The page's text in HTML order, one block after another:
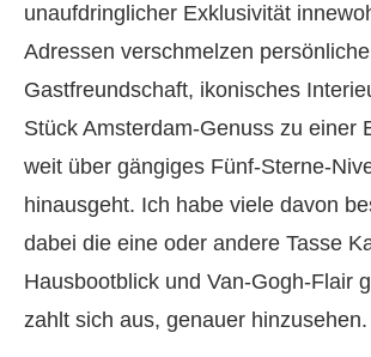
unaufdringlicher Exklusivität
Adressen verschmelzen persönliche
Gastfreundschaft, ikonisches
Stück Amsterdam-Genuss zu einer
weit über gängiges Fünf-Sterne-
hinausgeht. Ich habe viele davon
dabei die eine oder andere Tasse
Hausbootblick und Van-Gogh-Flair
zahlt sich aus, genauer hinzusehen.